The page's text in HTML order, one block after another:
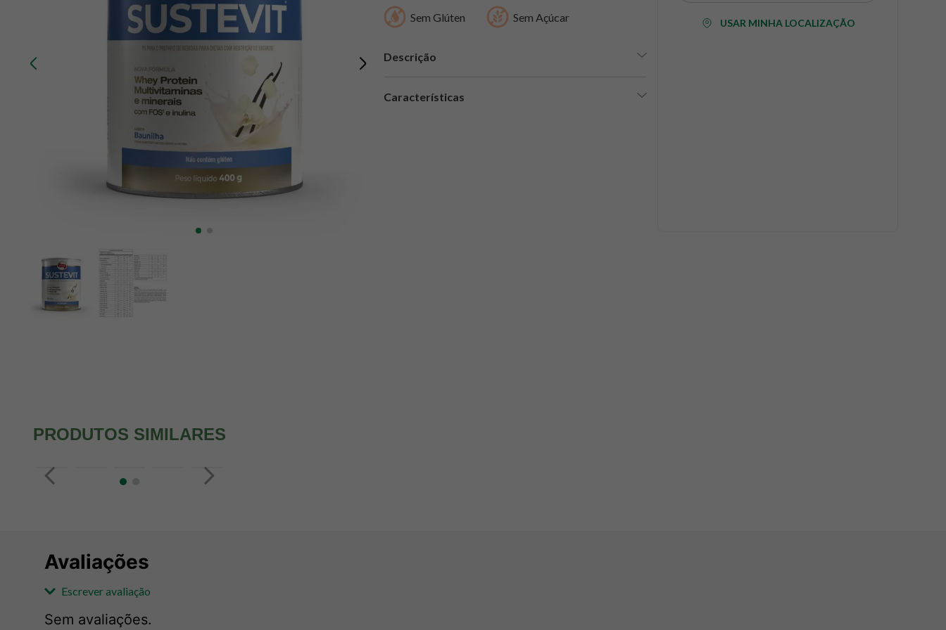
Sem Glúten Sem Açúcar
Descrição
Características
USAR MINHA LOCALIZAÇÃO
PRODUTOS SIMILARES
Avaliações
Escrever avaliação
Sem avaliações.
º chá